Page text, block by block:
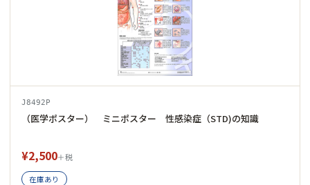
J8492P
（医学ポスター） ミニポスター 性感染症（STD)の知識
¥2,500＋税
在庫あり